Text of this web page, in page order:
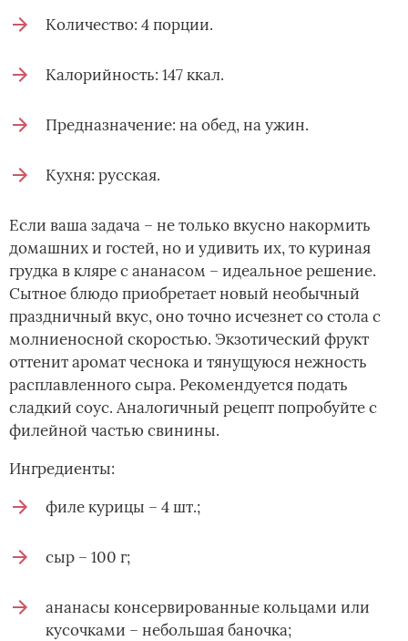
Количество: 4 порции.
Калорийность: 147 ккал.
Предназначение: на обед, на ужин.
Кухня: русская.
Если ваша задача – не только вкусно накормить
домашних и гостей, но и удивить их, то куриная
грудка в кляре с ананасом – идеальное решение.
Сытное блюдо приобретает новый необычный
праздничный вкус, оно точно исчезнет со стола с
молниеносной скоростью. Экзотический фрукт
оттенит аромат чеснока и тянущуюся нежность
расплавленного сыра. Рекомендуется подать
сладкий соус. Аналогичный рецепт попробуйте с
филейной частью свинины.
Ингредиенты:
филе курицы – 4 шт.;
сыр – 100 г;
ананасы консервированные кольцами или
кусочками – небольшая баночка;